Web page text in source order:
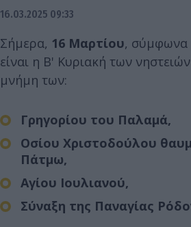
16.03.2025 09:33
Σήμερα, 16 Μαρτίου, σύμφωνα
είναι η Β' Κυριακή των
μνήμη των:
Γρηγορίου του Παλαμά,
Οσίου Χριστοδούλου
Πάτμω,
Αγίου Ιουλιανού,
Σύναξη της Παναγίας